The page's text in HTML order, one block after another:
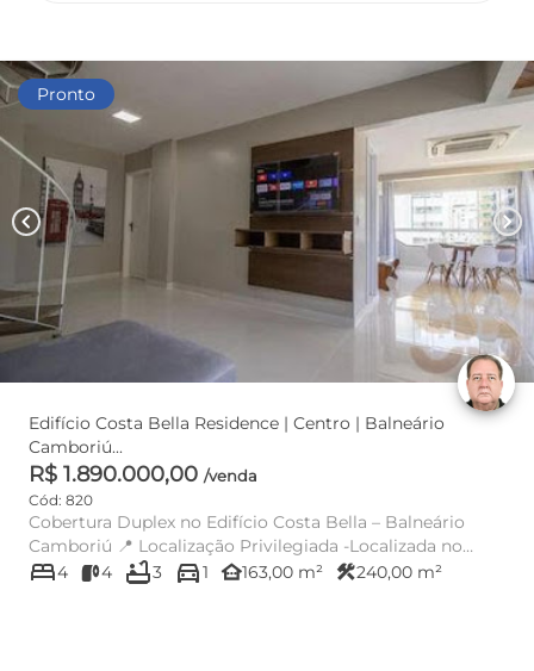
Pronto
chevron_left chevron_right
Edifício Costa Bella Residence | Centro | Balneário
Camboriú...
R$ 1.890.000,00 /venda
Cód: 820
Cobertura Duplex no Edifício Costa Bella – Balneário
Camboriú 📍 Localização Privilegiada -Localizada no
Edifício Costa ...
bed4 4 bathtub3 directions_car1 other_houses163,00 m² construction240,00 m²